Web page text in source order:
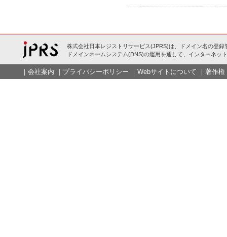
株式会社日本レジストリサービス(JPRS)は、ドメイン名の登録
ドメインネームシステム(DNS)の運用を通して、インターネッ
｜ 会社案内 ｜ プライバシーポリシー ｜ Webサイトについて ｜ 著作権